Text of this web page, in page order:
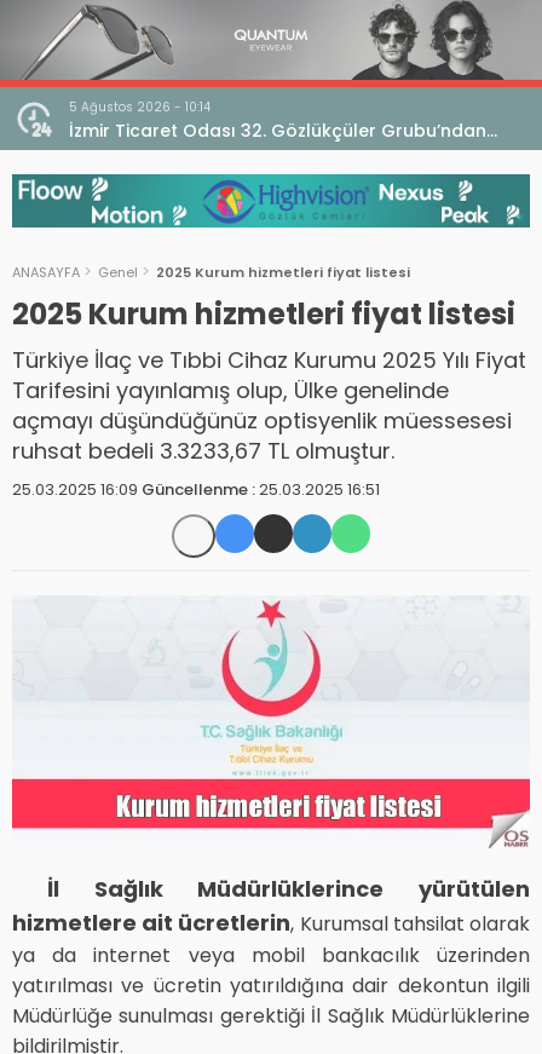
5 Ağustos 2026 - 10:14
İzmir Ticaret Odası 32. Gözlükçüler Grubu’ndan
TEBD II DigitaliSME Dijital Dönüşüm Projesi açıklaması
ANASAYFA Genel 2025 Kurum hizmetleri fiyat listesi
2025 Kurum hizmetleri fiyat listesi
Türkiye İlaç ve Tıbbi Cihaz Kurumu 2025 Yılı Fiyat
Tarifesini yayınlamış olup, Ülke genelinde
açmayı düşündüğünüz optisyenlik müessesesi
ruhsat bedeli 3.3233,67 TL olmuştur.
25.03.2025 16:09 Güncellenme :25.03.2025 16:51
İl Sağlık Müdürlüklerince yürütülen
hizmetlere ait ücretlerin, Kurumsal tahsilat olarak
ya da internet veya mobil bankacılık üzerinden
yatırılması ve ücretin yatırıldığına dair dekontun ilgili
Müdürlüğe sunulması gerektiği İl Sağlık Müdürlüklerine
bildirilmiştir.